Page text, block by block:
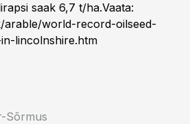
saak 6,7 t/ha.Vaata:
arable/world-record-oilseed-
lincolnshire.htm
Sõrmus